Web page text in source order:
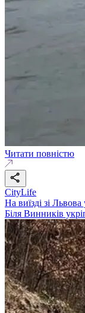
Читати повністю
CityLife
На виїзді зі
Біля Винників